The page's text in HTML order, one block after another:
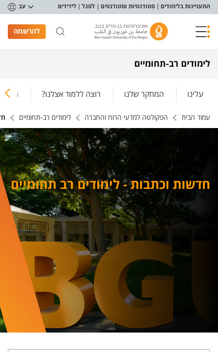
תפריט נגישות
התעניינות בלימודים סטודנטיות וסטודנטים לסגל לידידים עב
להרשמה
לימודים רב-תחומיים
עלינו המחקר שלנו רוצה ללמוד אצלנו?
עמוד הבית הפקולטה למדעי הרוח והחברה לימודים רב-תחומיים
חדשות וכתבות - לימודים רב תחומיים